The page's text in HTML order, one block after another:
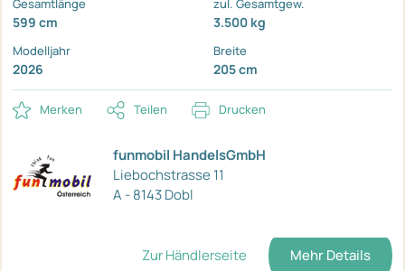
Gesamtlänge
599 cm
zul. Gesamtgew.
3.500 kg
Modelljahr
2026
Breite
205 cm
Merken Teilen Drucken
funmobil HandelsGmbH
Liebochstrasse 11
A - 8143 Dobl
Zur Händlerseite Mehr Details